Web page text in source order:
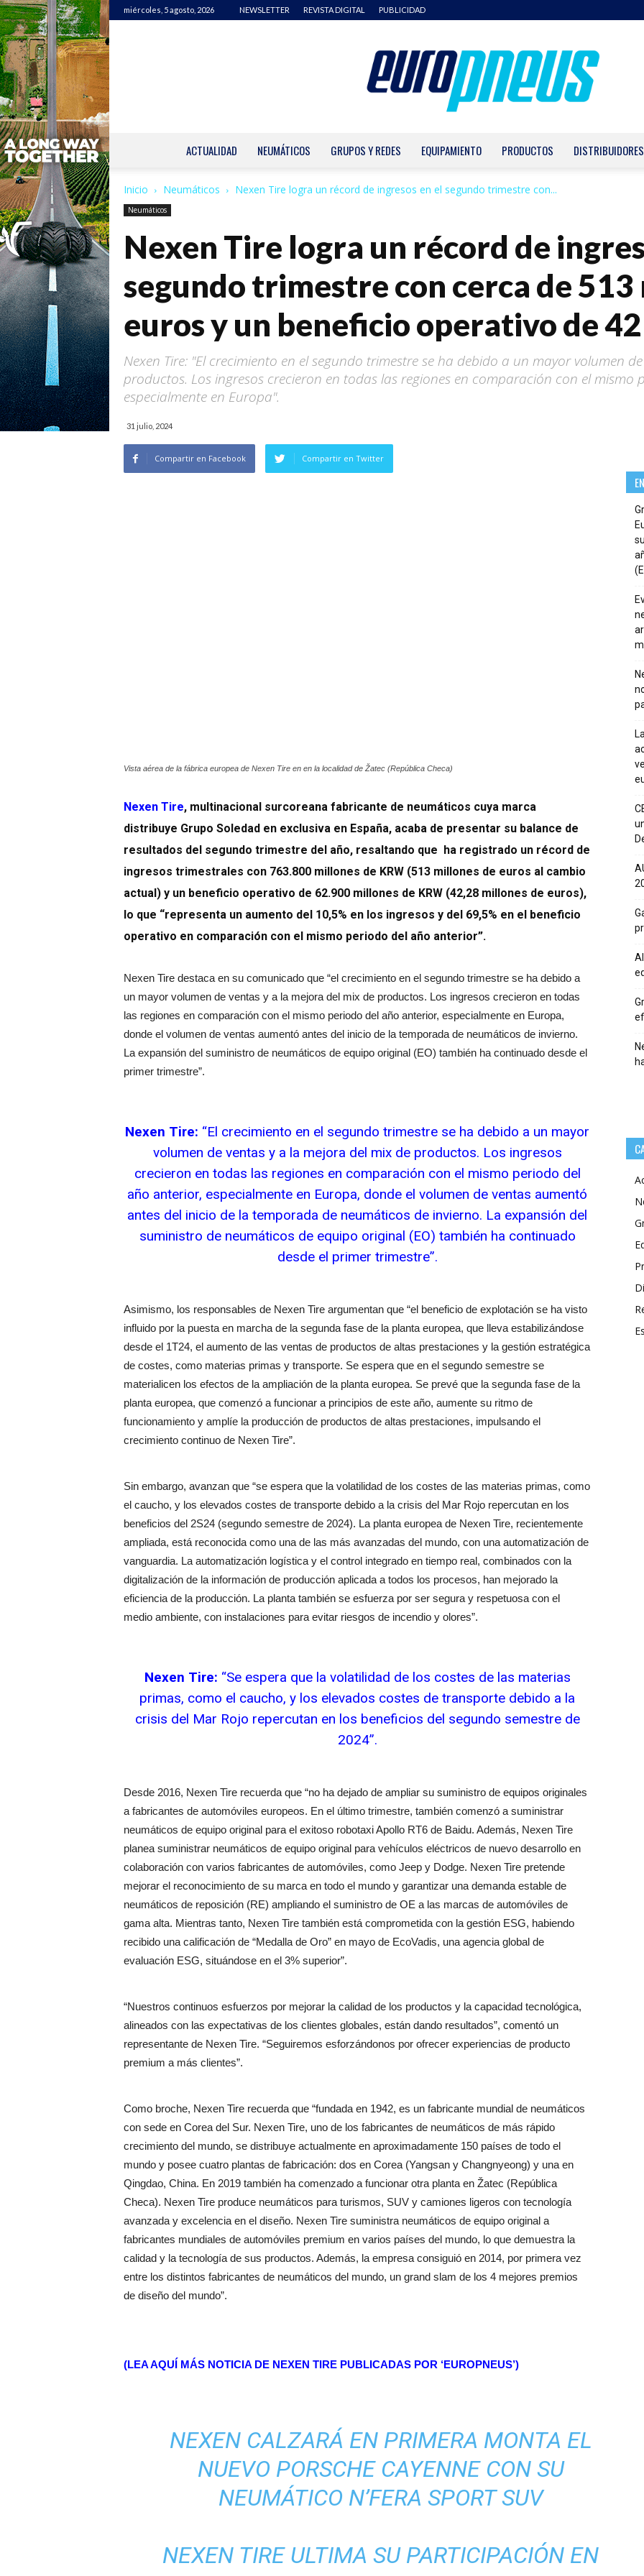
miércoles, 5 agosto, 2026 NEWSLETTER REVISTA DIGITAL PUBLICIDAD
ACTUALIDAD NEUMÁTICOS GRUPOS Y REDES EQUIPAMIENTO PRODUCTOS DISTRIBUIDORES
Inicio Neumáticos Nexen Tire logra un récord de ingresos en el segundo trimestre con...
Neumáticos
Nexen Tire logra un récord de
segundo trimestre con cerca de 513
euros y un beneficio operativo de
Nexen Tire: "El crecimiento en el segundo trimestre se ha debido a un mayor volumen
productos. Los ingresos crecieron en todas las regiones en comparación con el mismo
especialmente en Europa".
31 julio, 2024
Compartir en Facebook Compartir en Twitter
Vista aérea de la fábrica europea de Nexen Tire en en la localidad de Žatec (República Checa)
Nexen Tire, multinacional surcoreana fabricante de neumáticos cuya marca
distribuye Grupo Soledad en exclusiva en España, acaba de presentar su balance de
resultados del segundo trimestre del año, resaltando que ha registrado un récord de
ingresos trimestrales con 763.800 millones de KRW (513 millones de euros al cambio
actual) y un beneficio operativo de 62.900 millones de KRW (42,28 millones de euros),
lo que “representa un aumento del 10,5% en los ingresos y del 69,5% en el beneficio
operativo en comparación con el mismo periodo del año anterior”.
Nexen Tire destaca en su comunicado que “el crecimiento en el segundo trimestre se ha debido a
un mayor volumen de ventas y a la mejora del mix de productos. Los ingresos crecieron en todas
las regiones en comparación con el mismo periodo del año anterior, especialmente en Europa,
donde el volumen de ventas aumentó antes del inicio de la temporada de neumáticos de invierno.
La expansión del suministro de neumáticos de equipo original (EO) también ha continuado desde el
primer trimestre”.
Nexen Tire: “El crecimiento en el segundo trimestre se ha debido a un mayor
volumen de ventas y a la mejora del mix de productos. Los ingresos
crecieron en todas las regiones en comparación con el mismo periodo del
año anterior, especialmente en Europa, donde el volumen de ventas aumentó
antes del inicio de la temporada de neumáticos de invierno. La expansión del
suministro de neumáticos de equipo original (EO) también ha continuado
desde el primer trimestre”.
Asimismo, los responsables de Nexen Tire argumentan que “el beneficio de explotación se ha visto
influido por la puesta en marcha de la segunda fase de la planta europea, que lleva estabilizándose
desde el 1T24, el aumento de las ventas de productos de altas prestaciones y la gestión estratégica
de costes, como materias primas y transporte. Se espera que en el segundo semestre se
materialicen los efectos de la ampliación de la planta europea. Se prevé que la segunda fase de la
planta europea, que comenzó a funcionar a principios de este año, aumente su ritmo de
funcionamiento y amplíe la producción de productos de altas prestaciones, impulsando el
crecimiento continuo de Nexen Tire”.
Sin embargo, avanzan que “se espera que la volatilidad de los costes de las materias primas, como
el caucho, y los elevados costes de transporte debido a la crisis del Mar Rojo repercutan en los
beneficios del 2S24 (segundo semestre de 2024). La planta europea de Nexen Tire, recientemente
ampliada, está reconocida como una de las más avanzadas del mundo, con una automatización de
vanguardia. La automatización logística y el control integrado en tiempo real, combinados con la
digitalización de la información de producción aplicada a todos los procesos, han mejorado la
eficiencia de la producción. La planta también se esfuerza por ser segura y respetuosa con el
medio ambiente, con instalaciones para evitar riesgos de incendio y olores”.
Nexen Tire: “Se espera que la volatilidad de los costes de las materias
primas, como el caucho, y los elevados costes de transporte debido a la
crisis del Mar Rojo repercutan en los beneficios del segundo semestre de
2024”.
Desde 2016, Nexen Tire recuerda que “no ha dejado de ampliar su suministro de equipos originales
a fabricantes de automóviles europeos. En el último trimestre, también comenzó a suministrar
neumáticos de equipo original para el exitoso robotaxi Apollo RT6 de Baidu. Además, Nexen Tire
planea suministrar neumáticos de equipo original para vehículos eléctricos de nuevo desarrollo en
colaboración con varios fabricantes de automóviles, como Jeep y Dodge. Nexen Tire pretende
mejorar el reconocimiento de su marca en todo el mundo y garantizar una demanda estable de
neumáticos de reposición (RE) ampliando el suministro de OE a las marcas de automóviles de
gama alta. Mientras tanto, Nexen Tire también está comprometida con la gestión ESG, habiendo
recibido una calificación de “Medalla de Oro” en mayo de EcoVadis, una agencia global de
evaluación ESG, situándose en el 3% superior”.
“Nuestros continuos esfuerzos por mejorar la calidad de los productos y la capacidad tecnológica,
alineados con las expectativas de los clientes globales, están dando resultados”, comentó un
representante de Nexen Tire. “Seguiremos esforzándonos por ofrecer experiencias de producto
premium a más clientes”.
Como broche, Nexen Tire recuerda que “fundada en 1942, es un fabricante mundial de neumáticos
con sede en Corea del Sur. Nexen Tire, uno de los fabricantes de neumáticos de más rápido
crecimiento del mundo, se distribuye actualmente en aproximadamente 150 países de todo el
mundo y posee cuatro plantas de fabricación: dos en Corea (Yangsan y Changnyeong) y una en
Qingdao, China. En 2019 también ha comenzado a funcionar otra planta en Žatec (República
Checa). Nexen Tire produce neumáticos para turismos, SUV y camiones ligeros con tecnología
avanzada y excelencia en el diseño. Nexen Tire suministra neumáticos de equipo original a
fabricantes mundiales de automóviles premium en varios países del mundo, lo que demuestra la
calidad y la tecnología de sus productos. Además, la empresa consiguió en 2014, por primera vez
entre los distintos fabricantes de neumáticos del mundo, un grand slam de los 4 mejores premios
de diseño del mundo”.
(LEA AQUÍ MÁS NOTICIA DE NEXEN TIRE PUBLICADAS POR ‘EUROPNEUS’)
NEXEN CALZARÁ EN PRIMERA MONTA EL
NUEVO PORSCHE CAYENNE CON SU
NEUMÁTICO N’FERA SPORT SUV
NEXEN TIRE ULTIMA SU PARTICIPACIÓN EN